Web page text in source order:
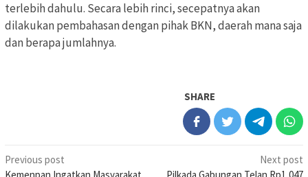
terlebih dahulu. Secara lebih rinci, secepatnya akan
dilakukan pembahasan dengan pihak BKN, daerah mana saja
dan berapa jumlahnya.
SHARE
Post
Previous post
Next post